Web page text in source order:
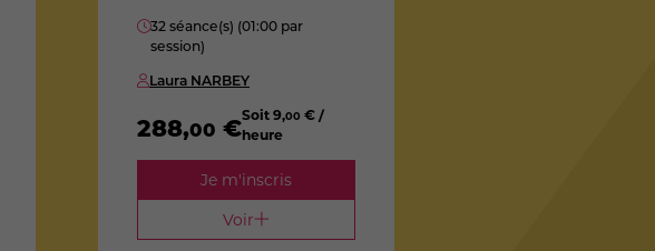
32 séance(s) (01:00 par
session)
Laura NARBEY
288,00 €Soit9,00 € /
heure
Je m'inscris
Voir